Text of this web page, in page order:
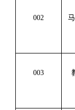
002
003